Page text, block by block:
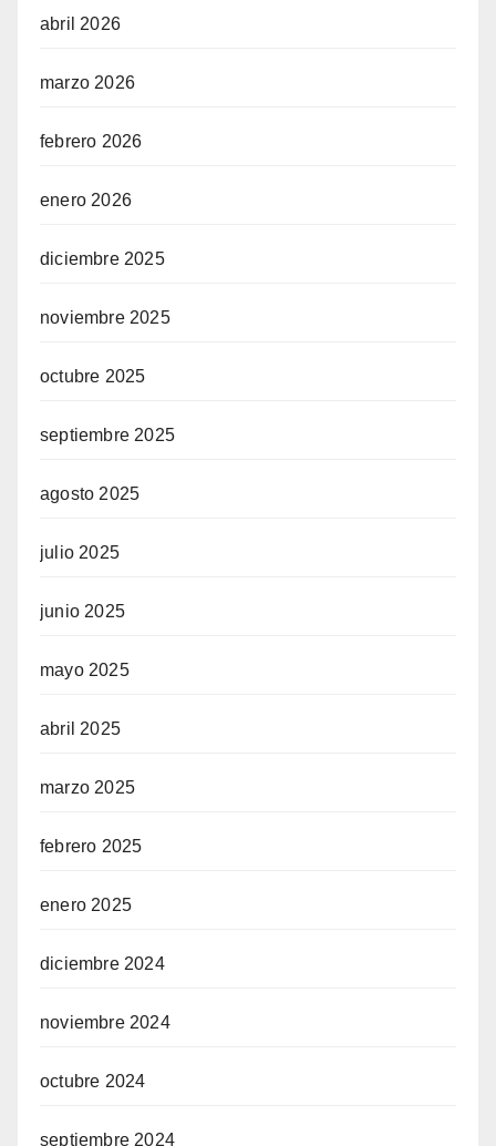
abril 2026
marzo 2026
febrero 2026
enero 2026
diciembre 2025
noviembre 2025
octubre 2025
septiembre 2025
agosto 2025
julio 2025
junio 2025
mayo 2025
abril 2025
marzo 2025
febrero 2025
enero 2025
diciembre 2024
noviembre 2024
octubre 2024
septiembre 2024